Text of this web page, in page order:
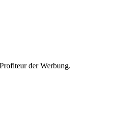
der Werbung.